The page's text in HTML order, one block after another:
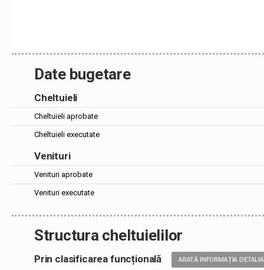
Date bugetare
Cheltuieli
Cheltuieli aprobate
Cheltuieli executate
Venituri
Venituri aprobate
Venituri executate
Structura cheltuielilor
Prin clasificarea funcțională ARATĂ INFORMAȚIA